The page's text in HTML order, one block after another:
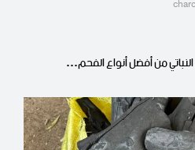
من أفضل أنواع الفحم…